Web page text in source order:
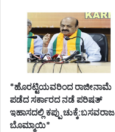
*ಹೊರಟ್ಟಿಯವರಿಂದ ರಾಜೀನಾಮೆ
ಪಡೆದ ಸರ್ಕಾರದ ನಡೆ ಪರಿಷತ್
ಇಹಾಸದಲ್ಲಿ ಕಪ್ಪು ಚುಕ್ಕೆ:ಬಸವರಾಜ
ಬೊಮ್ಮಾಯಿ*